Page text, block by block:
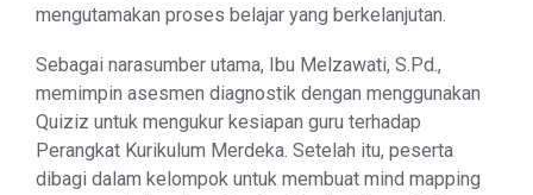
mengutamakan proses belajar yang berkelanjutan.
Sebagai narasumber utama, Ibu Melzawati, S.Pd.,
memimpin asesmen diagnostik dengan menggunakan
Quiziz untuk mengukur kesiapan guru terhadap
Perangkat Kurikulum Merdeka. Setelah itu, peserta
dibagi dalam kelompok untuk membuat mind mapping